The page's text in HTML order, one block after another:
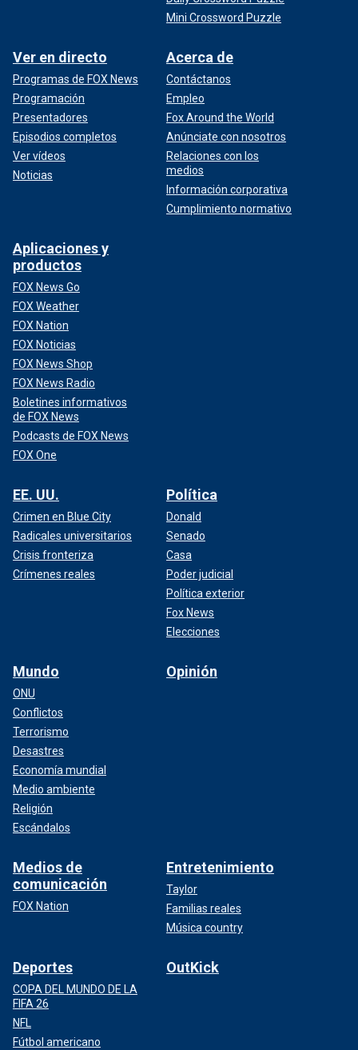
Mini Crossword Puzzle
Ver en directo
Programas de FOX News
Programación
Presentadores
Episodios completos
Ver vídeos
Noticias
Acerca de
Contáctanos
Empleo
Fox Around the World
Anúnciate con nosotros
Relaciones con los
medios
Información corporativa
Cumplimiento normativo
Aplicaciones y
productos
FOX News Go
FOX Weather
FOX Nation
FOX Noticias
FOX News Shop
FOX News Radio
Boletines informativos
de FOX News
Podcasts de FOX News
FOX One
EE. UU.
Crimen en Blue City
Radicales universitarios
Crisis fronteriza
Crímenes reales
Política
Donald
Senado
Casa
Poder judicial
Política exterior
Fox News
Elecciones
Mundo
ONU
Conflictos
Terrorismo
Desastres
Economía mundial
Medio ambiente
Religión
Escándalos
Opinión
Medios de
comunicación
FOX Nation
Entretenimiento
Taylor
Familias reales
Música country
Deportes
COPA DEL MUNDO DE LA
FIFA 26
NFL
Fútbol americano
OutKick